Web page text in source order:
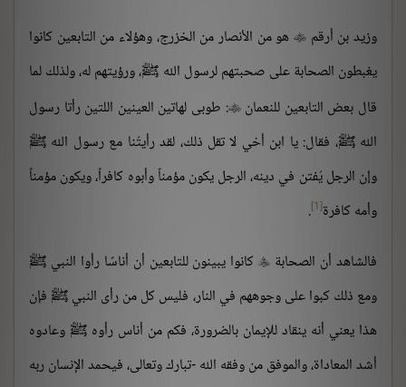
وزيد بن أرقم  هو من الأنصار من الخزرج، وهؤلاء من التابعين كانوا
يغبطون الصحابة على صحبتهم لرسول الله ﷺ، ورؤيتهم له، ولذلك لما
قال بعض التابعين للنعمان: طوبى لهاتين العينين اللتين رأتا رسول
الله ﷺ، فقال: يا ابن أخي لا تقل ذلك، لقد رأيتُنا مع رسول الله ﷺ
وإن الرجل يُفتن في دينه، الرجل يكون مؤمناً وأبوه كافراً، ويكون مؤمناً
وأمه كافرة[1]
.
فالشاهد أن الصحابة كانوا يبينون للتابعين أن أناسًا رأوا النبي ﷺ
ومع ذلك كبوا على وجوههم في النار، فليس كل من رأى النبي ﷺ فإن
هذا يعني أنه ينقاد للإيمان بالضرورة، فكم من أناس رأوه ﷺ وعادوه
أشد المعاداة، والموفق من وفقه الله -تبارك وتعالى، فيحمد الإنسان ربه